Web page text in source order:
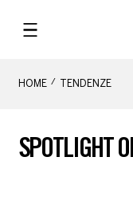
HOME TENDENZE
SPOTLIGHT